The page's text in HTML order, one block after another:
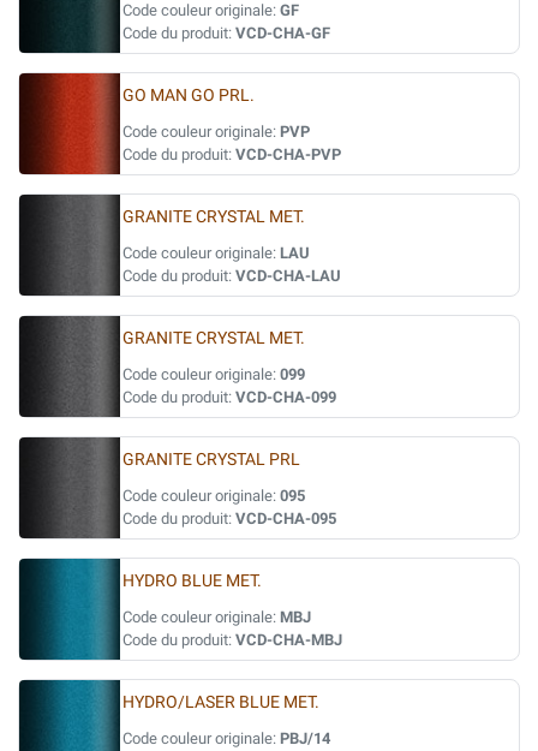
Code couleur originale: GF
Code du produit: VCD-CHA-GF
GO MAN GO PRL.
Code couleur originale: PVP
Code du produit: VCD-CHA-PVP
GRANITE CRYSTAL MET.
Code couleur originale: LAU
Code du produit: VCD-CHA-LAU
GRANITE CRYSTAL MET.
Code couleur originale: 099
Code du produit: VCD-CHA-099
GRANITE CRYSTAL PRL
Code couleur originale: 095
Code du produit: VCD-CHA-095
HYDRO BLUE MET.
Code couleur originale: MBJ
Code du produit: VCD-CHA-MBJ
HYDRO/LASER BLUE MET.
Code couleur originale: PBJ/14